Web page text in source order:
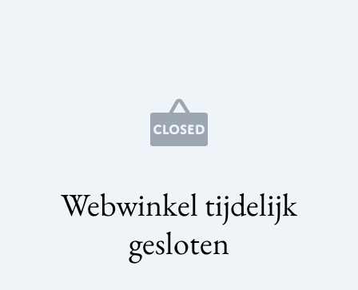
Webwinkel tijdelijk
gesloten